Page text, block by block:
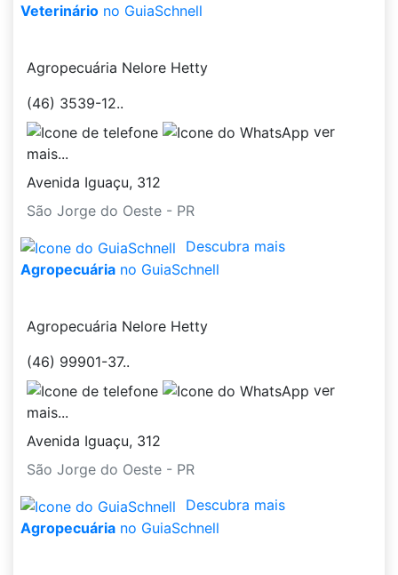
Veterinário no GuiaSchnell
Agropecuária Nelore Hetty
(46) 3539-12..
ver
mais...
Avenida Iguaçu, 312
São Jorge do Oeste - PR
Descubra mais
Agropecuária no GuiaSchnell
Agropecuária Nelore Hetty
(46) 99901-37..
ver
mais...
Avenida Iguaçu, 312
São Jorge do Oeste - PR
Descubra mais
Agropecuária no GuiaSchnell